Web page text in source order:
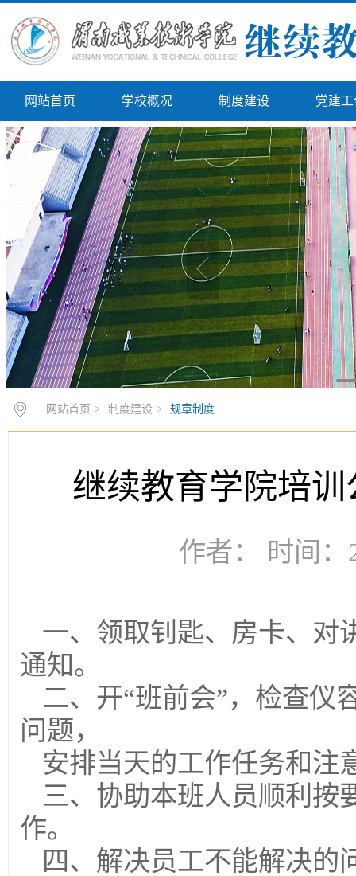
网站首页 学校概况 制度建设 党建
网站首页 > 制度建设 > 规章制度
继续教育学院培
作者： 时间：
一、领取钊匙、房卡、对
通知。
二、开“班前会”，检查仪
问题，
安排当天的工作任务和注
三、协助本班人员顺利按
作。
四、解决员工不能解决的